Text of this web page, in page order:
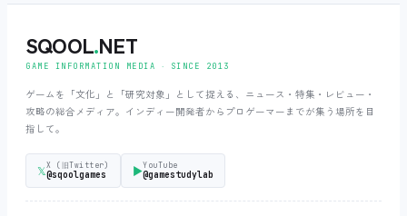
SQOOL.NET
GAME INFORMATION MEDIA ‧ SINCE 2013
ゲームを「文化」と「研究対象」として捉える、ニュース・特集・レビュー・
攻略の総合メディア。インディー開発者からプロゲーマーまでが集う場所を目
指して。
𝕏X (旧Twitter)
@sqoolgames ▶YouTube
@gamestudylab